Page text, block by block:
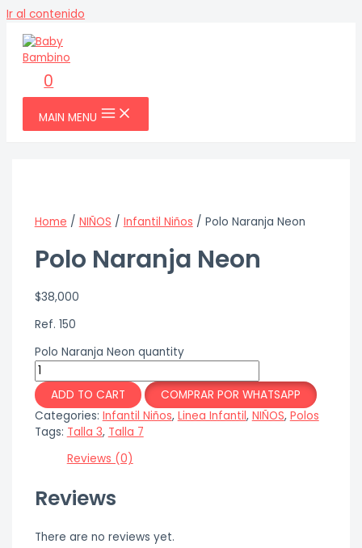
Ir al contenido
0
MAIN MENU
Home / NIÑOS / Infantil Niños / Polo Naranja Neon
Polo Naranja Neon
$38,000
Ref. 150
Polo Naranja Neon quantity
ADD TO CART
COMPRAR POR WHATSAPP
Categories: Infantil Niños, Linea Infantil, NIÑOS, Polos
Tags: Talla 3, Talla 7
Reviews (0)
Reviews
There are no reviews yet.